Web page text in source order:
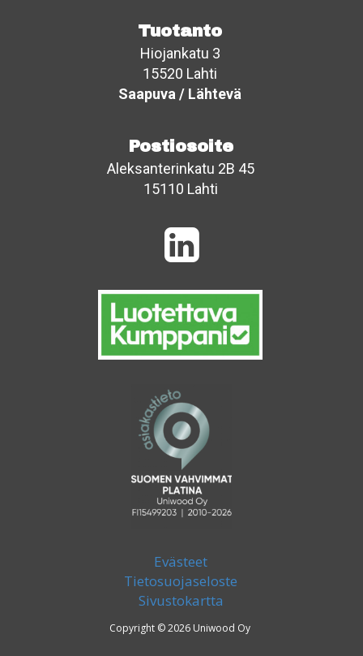
Tietosuojaseloste
Evästeet
Copyright © 2026 Uniwood Oy
Sivustokartta
Tuotanto
Hiojankatu 3
15520 Lahti
Saapuva / Lähtevä
Postiosoite
Aleksanterinkatu 2B 45
15110 Lahti